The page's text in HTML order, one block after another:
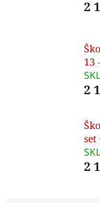
2
13
2
set
2